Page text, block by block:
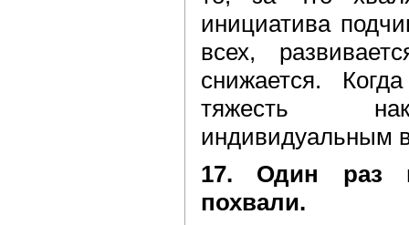
инициатива
всех,
снижается.
тяжесть
индивидуальным
17. Один раз
похвали.